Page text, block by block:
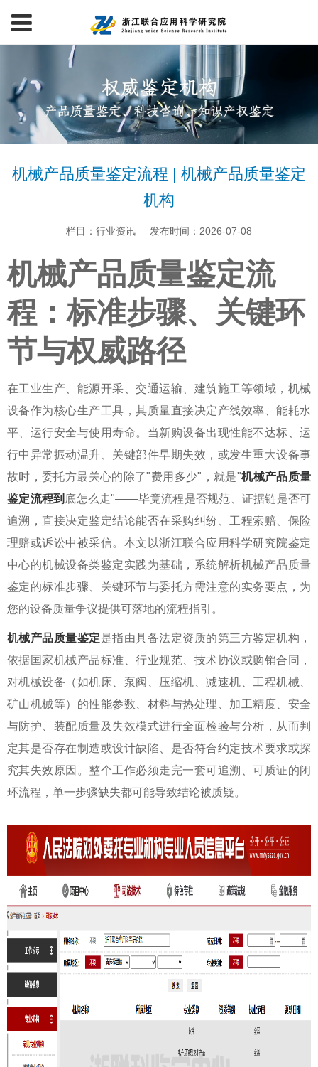
机械产品质量鉴定流程 | 机械产品质量鉴定
机构
栏目：行业资讯 发布时间：2026-07-08
机械产品质量鉴定流
程：标准步骤、关键环
节与权威路径
在工业生产、能源开采、交通运输、建筑施工等领域，机械
设备作为核心生产工具，其质量直接决定产线效率、能耗水
平、运行安全与使用寿命。当新购设备出现性能不达标、运
行中异常振动温升、关键部件早期失效，或发生重大设备事
故时，委托方最关心的除了"费用多少"，就是"机械产品质量
鉴定流程到 底怎么走"——毕竟流程是否规范、证据链是否可
追溯，直接决定鉴定结论能否在采购纠纷、工程索赔、保险
理赔或诉讼中被采信。本文以浙江联合应用科学研究院鉴定
中心的机械设备类鉴定实践为基础，系统解析机械产品质量
鉴定的标准步骤、关键环节与委托方需注意的实务要点，为
您的设备质量争议提供可落地的流程指引。
机械产品质量鉴定是指由具备法定资质的第三方鉴定机构 ，
依据国家机械产品标准、行业规范、技术协议或购销合同，
对机械设备（如机床、泵阀、压缩机、减速机、工程机械、
矿山机械等）的性能参数、材料与热处理、加工精度、安全
与防护、装配质量及失效模式进行全面检验与分析，从而判
定其是否存在制造或设计缺陷、是否符合约定技术要求或探
究其失效原因。整个工作必须走完一套可追溯、可质证的闭
环流程，单一步骤缺失都可能导致结论被质疑。